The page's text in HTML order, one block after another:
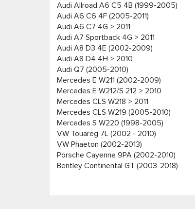
Audi Allroad A6 C5 4B (1999-2005)
Audi A6 C6 4F (2005-2011)
Audi А6 C7 4G > 2011
Audi A7 Sportback 4G > 2011
Audi А8 D3 4E (2002-2009)
Audi А8 D4 4H > 2010
Audi Q7 (2005-2010)
Mercedes E W211 (2002-2009)
Mercedes E W212/S 212 > 2010
Mercedes CLS W218 > 2011
Mercedes CLS W219 (2005-2010)
Mercedes S W220 (1998-2005)
VW Touareg 7L (2002 - 2010)
VW Phaeton (2002-2013)
Porsche Cayenne 9PA (2002-2010)
Bentley Continental GT (2003-2018)